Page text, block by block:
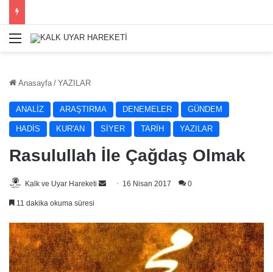
Menü
Anasayfa / YAZILAR
ANALİZ ARAŞTIRMA DENEMELER GÜNDEM
HADİS KUR'AN SİYER TARİH YAZILAR
Rasulullah İle Çağdaş Olmak
Kalk ve Uyar Hareketi
Bir
göndermek
16 Nisan 2017 0
11 dakika okuma süresi